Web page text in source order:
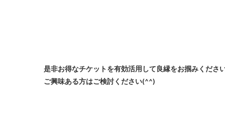
是非お得なチケットを有効活用して良縁をお掴みくださ
ご興味ある方はご検討ください(^^)